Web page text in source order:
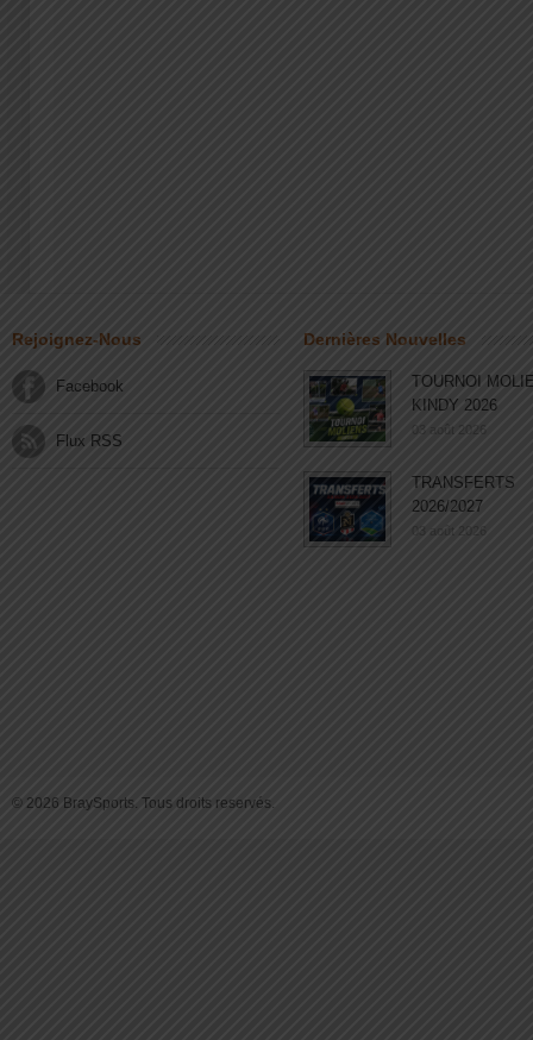
Rejoignez-Nous
Facebook
Flux RSS
Dernières Nouvelles
TOURNOI
KINDY 2026
03 août 2026
TRANSFERTS
2026/2027
03 août 2026
© 2026 BraySports. Tous droits reservés.